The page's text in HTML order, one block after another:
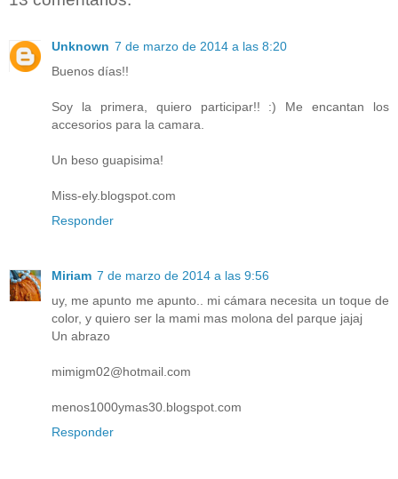
Unknown 7 de marzo de 2014 a las 8:20
Buenos días!!
Soy la primera, quiero participar!! :) Me encantan los
accesorios para la camara.
Un beso guapisima!
Miss-ely.blogspot.com
Responder
Miriam 7 de marzo de 2014 a las 9:56
uy, me apunto me apunto.. mi cámara necesita un toque de
color, y quiero ser la mami mas molona del parque jajaj
Un abrazo
mimigm02@hotmail.com
menos1000ymas30.blogspot.com
Responder